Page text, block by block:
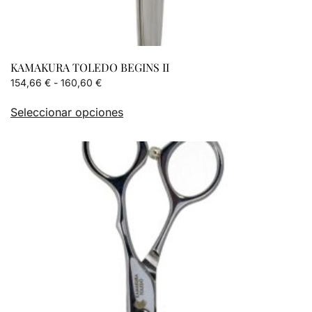
KAMAKURA TOLEDO BEGINS II
154,66 € - 160,60 €Rango
precios:
154,66 €
160,60 €
Seleccionar opcionesproducto
múltiples
variantes.
Las
opciones
se
pueden
elegir
en
la
página